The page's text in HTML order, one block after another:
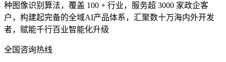
种图像识别算法，覆盖 100 + 行业，服务超 3000 家政企客
户，构建起完备的全域AI产品体系，汇聚数十万海内外开发
者，赋能千行百业智能化升级
全国咨询热线